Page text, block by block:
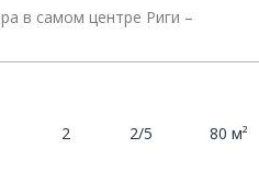
в самом центре Риги –
2 2/5 80 м²